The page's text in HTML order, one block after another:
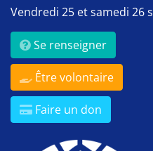
Vendredi 25 et samedi 26
Se renseigner
Être volontaire
Faire un don